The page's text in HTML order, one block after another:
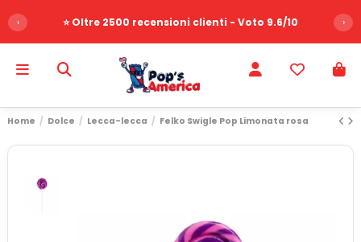
‹ ⭐ Oltre 2500 recensioni clienti - Voto 9.6/10 ›
Home Dolce Lecca-lecca Felko Swigle Pop Limonata rosa